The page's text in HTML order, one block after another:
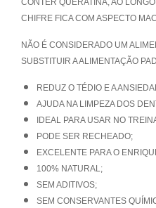
CONTER QUERATINA, AO
CHIFRE FICA COM ASPECTO
NÃO É CONSIDERADO UM
SUBSTITUIR A ALIMENTAÇÃO
REDUZ O TÉDIO E A
AJUDA NA LIMPEZA DOS
IDEAL PARA USAR NO
PODE SER RECHEADO;
EXCELENTE PARA O
100% NATURAL;
SEM ADITIVOS;
SEM CONSERVANTES